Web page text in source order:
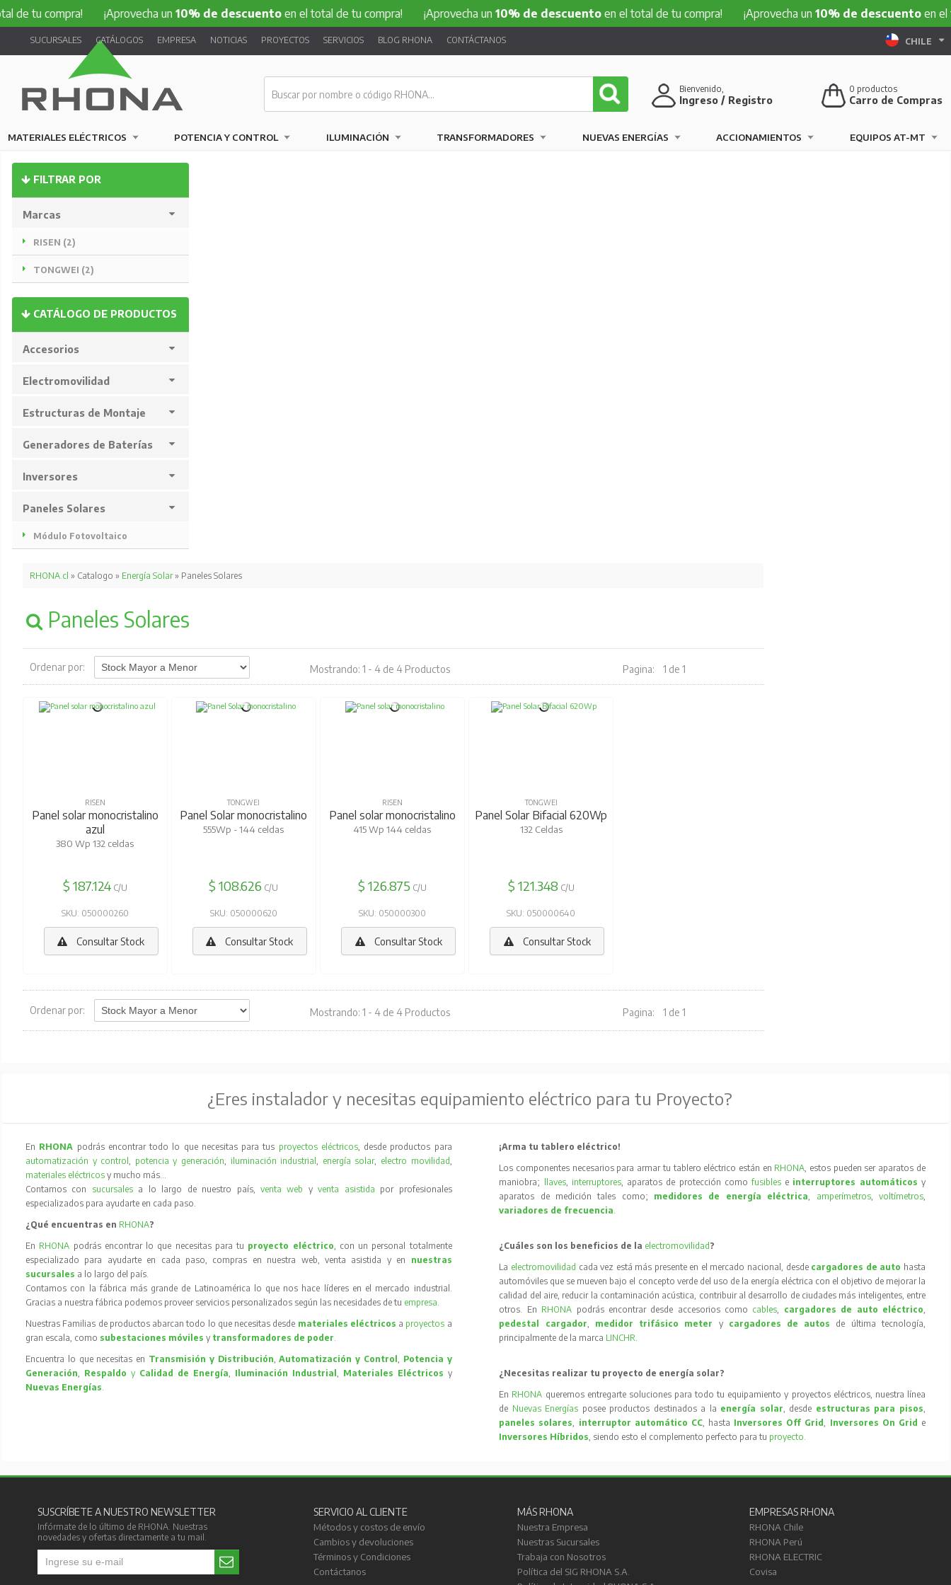
tu compra! ¡Aprovecha un10% de descuentoen el total de tu compra! ¡Aprovecha un10% de descuentoen el total de tu compra! ¡Aprovecha un10% de descuentoen el
SUCURSALES CATÁLOGOS EMPRESA NOTICIAS PROYECTOS SERVICIOS BLOG RHONA CONTÁCTANOS CHILE
0 productos
Carro de Compras
Bienvenido,
Ingreso / Registro
MATERIALES ELÉCTRICOS POTENCIA Y CONTROL ILUMINACIÓN TRANSFORMADORES NUEVAS ENERGÍAS ACCIONAMIENTOS EQUIPOS AT-MT
FILTRAR POR
Marcas
RISEN (2)
TONGWEI (2)
CATÁLOGO DE PRODUCTOS
Accesorios
Electromovilidad
Estructuras de Montaje
Generadores de Baterías
Inversores
Paneles Solares
Módulo Fotovoltaico
RHONA.cl » Catalogo » Energía Solar» Paneles Solares
Paneles Solares
Ordenar por: Mostrando: 1 - 4 de 4 Productos Pagina: 1 de 1
RISEN
Panel solar monocristalino
azul
380 Wp 132 celdas
$ 187.124C/U
SKU: 050000260
Consultar Stock
TONGWEI
Panel Solar monocristalino
555Wp - 144 celdas
$ 108.626 C/U
SKU: 050000620
Consultar Stock
RISEN
Panel solar monocristalino
415 Wp 144 celdas
$ 126.875 C/U
SKU: 050000300
Consultar Stock
TONGWEI
Panel Solar Bifacial 620Wp
132 Celdas
$ 121.348 C/U
SKU: 050000640
Consultar Stock
Ordenar por: Mostrando: 1 - 4 de 4 Productos Pagina: 1 de 1
¿Eres instalador y necesitas equipamiento eléctrico para tu Proyecto?
En RHONA podrás encontrar todo lo que necesitas para tus proyectos eléctricos, desde productos para
automatización y control, potencia y generación, iluminación industrial, energía solar, electro movilidad,
materiales eléctricos y mucho más…
Contamos con sucursales a lo largo de nuestro país, venta web yventa asistida por profesionales
especializados para ayudarte en cada paso.
¿Qué encuentras en RHONA?
En RHONA podrás encontrar lo que necesitas para tu proyecto eléctrico, con un personal totalmente
especializado para ayudarte en cada paso, compras en nuestra web, venta asistida y en nuestras
sucursales a lo largo del país.
Contamos con la fábrica más grande de Latinoamérica lo que nos hace líderes en el mercado industrial.
Gracias a nuestra fábrica podemos proveer servicios personalizados según las necesidades de tu empresa.
Nuestras Familias de productos abarcan todo lo que necesitas desde materiales eléctricos a proyectos a
gran escala, como subestaciones móvilesy transformadores de poder.
Encuentra lo que necesitas en Transmisión y Distribución,Automatización y Control, Potencia y
Generación, Respaldo y Calidad de Energía, Iluminación Industrial , Materiales Eléctricos y
Nuevas Energías.
¡Arma tu tablero eléctrico!
Los componentes necesarios para armar tu tablero eléctrico están en RHONA, estos pueden ser aparatos de
maniobra;
llaves, interruptores, aparatos de protección comofusibles e interruptores automáticos y
aparatos de medición tales como; medidores de energía eléctrica, amperímetros, voltímetros,
variadores de frecuencia.
¿Cuáles son los beneficios de la electromovilidad ?
La electromovilidad cada vez está más presente en el mercado nacional, desde cargadores de auto hasta
automóviles que se mueven bajo el concepto verde del uso de la energía eléctrica con el objetivo de mejorar la
calidad del aire, reducir la contaminación acústica, contribuir al desarrollo de ciudades más inteligentes, entre
otros. En RHONA podrás encontrar desde accesorios como cables, cargadores de auto eléctrico,
pedestal cargador, medidor trifásico meter y cargadores de autos
de última tecnología,
principalmente de la marca LINCHR.
¿Necesitas realizar tu proyecto de energía solar?
En RHONA queremos entregarte soluciones para todo tu equipamiento y proyectos eléctricos, nuestra línea
de Nuevas Energías posee productos destinados a la energía solar, desde estructuras para pisos,
paneles solares, interruptor automático CC, hasta Inversores Off Grid, Inversores On Grid e
Inversores Híbridos, siendo esto el complemento perfecto para tu proyecto.
SUSCRÍBETE A NUESTRO NEWSLETTER
Infórmate de lo último de RHONA. Nuestras
novedades y ofertas directamente a tu mail.
SERVICIO AL CLIENTE
Métodos y costos de envío
Cambios y devoluciones
Términos y Condiciones
Contáctanos
MÁS RHONA
Nuestra Empresa
Nuestras Sucursales
Trabaja con Nosotros
Política del SIG RHONA S.A.
EMPRESAS RHONA
RHONA Chile
RHONA Perú
RHONA ELECTRIC
Covisa